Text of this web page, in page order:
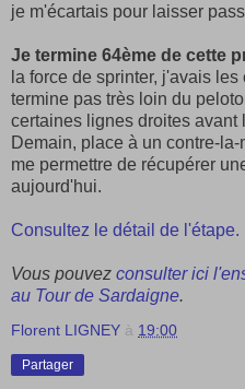
je m'écartais pour laisser
Je termine 64ème de cette
la force de sprinter, j'avais
termine pas très loin du
certaines lignes droites avant
Demain, place à un contre-
me permettre de récupérer
aujourd'hui.
Consultez le détail de l'étape.
Vous pouvez consulter ici
au Tour de Sardaigne.
Florent LIGNEY à 19:00
Partager